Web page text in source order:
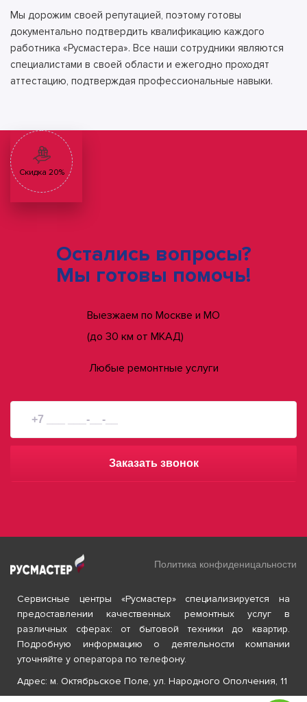
Мы дорожим своей репутацией, поэтому готовы
документально подтвердить квалификацию каждого
работника «Русмастера». Все наши сотрудники являются
специалистами в своей области и ежегодно проходят
аттестацию, подтверждая профессиональные навыки.
Скидка 20%
Остались вопросы?
Мы готовы помочь!
Выезжаем по Москве и МО
(до 30 км от МКАД)
Любые ремонтные услуги
Заказать звонок
Политика конфиденицальности
Сервисные центры «Русмастер» специализируется на
предоставлении качественных ремонтных услуг в
различных сферах: от бытовой техники до квартир.
Подробную информацию о деятельности компании
уточняйте у оператора по телефону.
Адрес: м. Октябрьское Поле, ул. Народного Ополчения, 11